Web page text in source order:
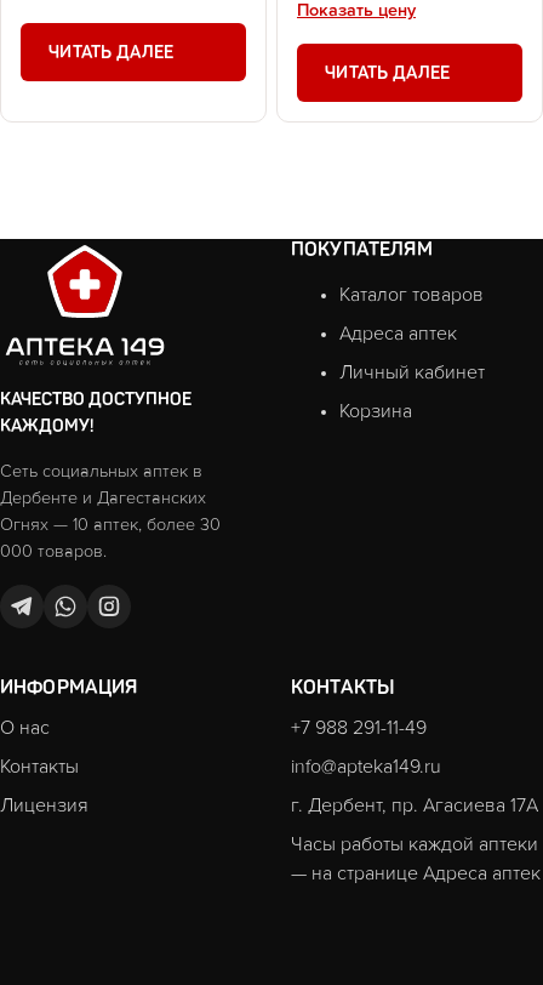
ЧИТАТЬ ДАЛЕЕ
Показать цену
ЧИТАТЬ ДАЛЕЕ
КАЧЕСТВО ДОСТУПНОЕ
КАЖДОМУ!
Сеть социальных аптек в
Дербенте и Дагестанских
Огнях — 10 аптек, более 30
000 товаров.
ПОКУПАТЕЛЯМ
Каталог товаров
Адреса аптек
Личный кабинет
Корзина
ИНФОРМАЦИЯ
О нас
Контакты
Лицензия
КОНТАКТЫ
+7 988 291-11-49
info@apteka149.ru
г. Дербент, пр. Агасиева 17А
Часы работы каждой аптеки
— на странице Адреса аптек